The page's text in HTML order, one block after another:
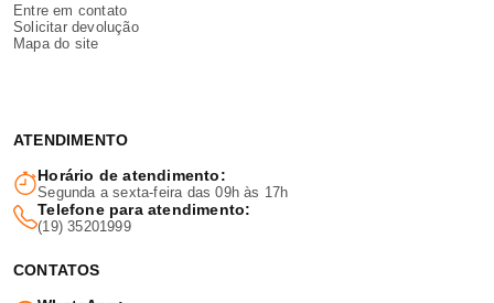
Entre em contato
Solicitar devolução
Mapa do site
ATENDIMENTO
Horário de atendimento:
Segunda a sexta-feira das 09h às 17h
Telefone para atendimento:
(19) 35201999
CONTATOS